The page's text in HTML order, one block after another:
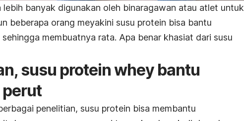
lebih banyak digunakan oleh binaragawan atau atlet untuk
beberapa orang meyakini susu protein bisa bantu
membuatnya rata. Apa benar khasiat dari susu
susu protein whey bantu
penelitian, susu protein bisa membantu